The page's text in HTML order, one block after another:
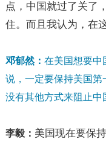
点，中国就过了关了
住。而且我认为，在
邓郁然： 在美国想要中
说，一定要保持美国第
没有其他方式来阻止中
李毅： 美国现在要保